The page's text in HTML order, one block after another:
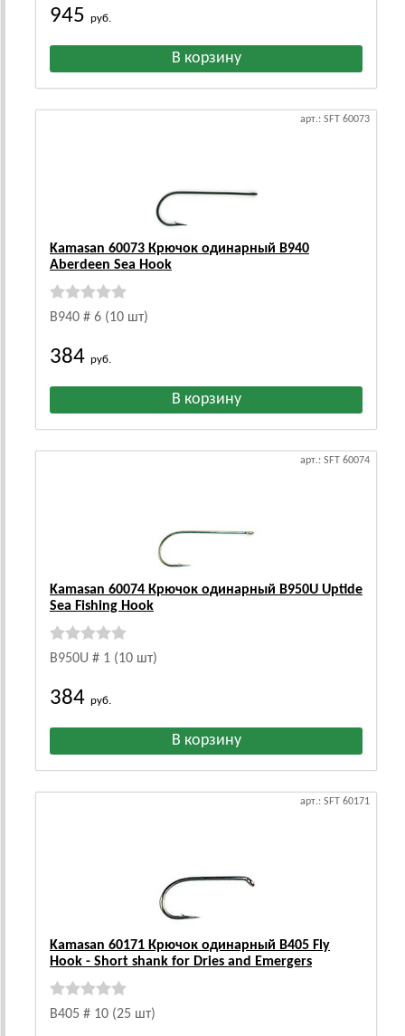
945 руб.
арт.: SFT 60073
Kamasan 60073 Крючок одинарный B940
Aberdeen Sea Hook
B940 # 6 (10 шт)
384 руб.
арт.: SFT 60074
Kamasan 60074 Крючок одинарный B950U Uptide
Sea Fishing Hook
B950U # 1 (10 шт)
384 руб.
арт.: SFT 60171
Kamasan 60171 Крючок одинарный B405 Fly
Hook - Short shank for Dries and Emergers
B405 # 10 (25 шт)